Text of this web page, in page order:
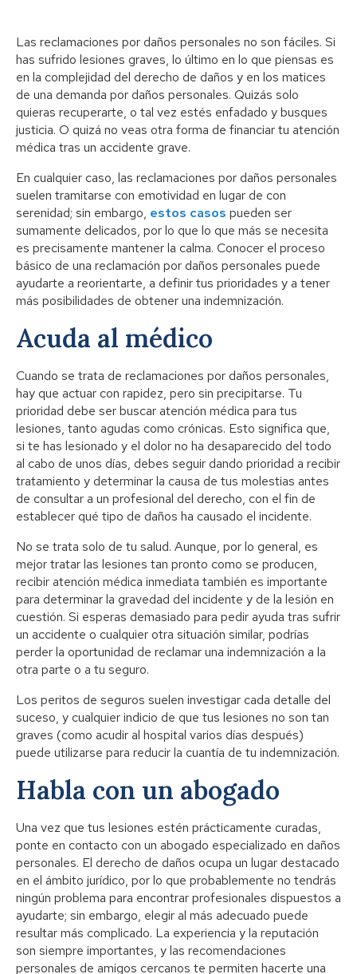
Las reclamaciones por daños personales no son fáciles. Si
has sufrido lesiones graves, lo último en lo que piensas es
en la complejidad del derecho de daños y en los matices
de una demanda por daños personales. Quizás solo
quieras recuperarte, o tal vez estés enfadado y busques
justicia. O quizá no veas otra forma de financiar tu atención
médica tras un accidente grave.
En cualquier caso, las reclamaciones por daños personales
suelen tramitarse con emotividad en lugar de con
serenidad; sin embargo, estos casos pueden ser
sumamente delicados, por lo que lo que más se necesita
es precisamente mantener la calma. Conocer el proceso
básico de una reclamación por daños personales puede
ayudarte a reorientarte, a definir tus prioridades y a tener
más posibilidades de obtener una indemnización.
Acuda al médico
Cuando se trata de reclamaciones por daños personales,
hay que actuar con rapidez, pero sin precipitarse. Tu
prioridad debe ser buscar atención médica para tus
lesiones, tanto agudas como crónicas. Esto significa que,
si te has lesionado y el dolor no ha desaparecido del todo
al cabo de unos días, debes seguir dando prioridad a recibir
tratamiento y determinar la causa de tus molestias antes
de consultar a un profesional del derecho, con el fin de
establecer qué tipo de daños ha causado el incidente.
No se trata solo de tu salud. Aunque, por lo general, es
mejor tratar las lesiones tan pronto como se producen,
recibir atención médica inmediata también es importante
para determinar la gravedad del incidente y de la lesión en
cuestión. Si esperas demasiado para pedir ayuda tras sufrir
un accidente o cualquier otra situación similar, podrías
perder la oportunidad de reclamar una indemnización a la
otra parte o a tu seguro.
Los peritos de seguros suelen investigar cada detalle del
suceso, y cualquier indicio de que tus lesiones no son tan
graves (como acudir al hospital varios días después)
puede utilizarse para reducir la cuantía de tu indemnización.
Habla con un abogado
Una vez que tus lesiones estén prácticamente curadas,
ponte en contacto con un abogado especializado en daños
personales. El derecho de daños ocupa un lugar destacado
en el ámbito jurídico, por lo que probablemente no tendrás
ningún problema para encontrar profesionales dispuestos a
ayudarte; sin embargo, elegir al más adecuado puede
resultar más complicado. La experiencia y la reputación
son siempre importantes, y las recomendaciones
personales de amigos cercanos te permiten hacerte una